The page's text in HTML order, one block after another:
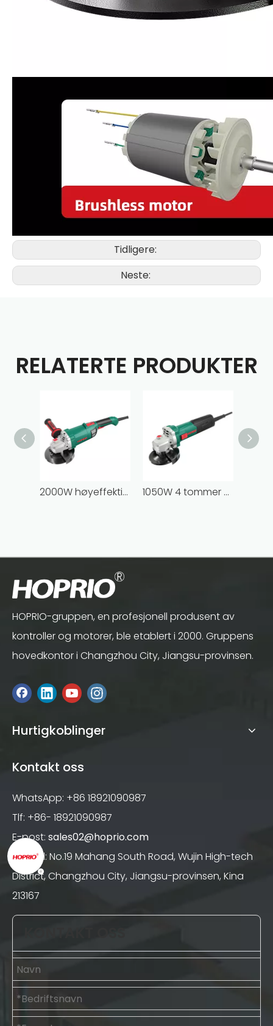
Tidligere:
Neste:
RELATERTE PRODUKTER
2000W høyeffektivt elektroverktøy 2000W børsteløs vinkelsliper 6 tommers vinkelsliper med ledning 1050W 4 tommer høyeffektiv elektrisk 12000 RPM børsteløs motor vinkelsliper støpemaskin
HOPRIO-gruppen, en profesjonell produsent av
kontroller og motorer, ble etablert i 2000. Gruppens
hovedkontor i Changzhou City, Jiangsu-provinsen.
Hurtigkoblinger
Kontakt oss
WhatsApp: +86 18921090987
Tlf: +86- 18921090987
E-post: sales02@hoprio.com
Legg til: No.19 Mahang South Road, Wujin High-tech
District, Changzhou City, Jiangsu-provinsen, Kina
213167